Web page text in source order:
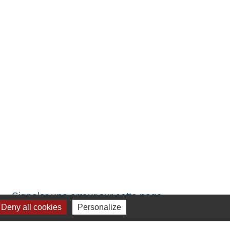
Signaler une erreur sur cette page
Deny all cookies Personalize